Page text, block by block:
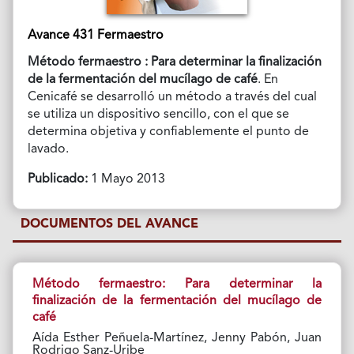
Avance 431 Fermaestro
Método fermaestro : Para determinar la finalización
de la fermentación del mucílago de café. En
Cenicafé se desarrolló un método a través del cual
se utiliza un dispositivo sencillo, con el que se
determina objetiva y confiablemente el punto de
lavado.
Publicado:1 Mayo 2013
DOCUMENTOS DEL AVANCE
Método fermaestro: Para determinar la
finalización de la fermentación del mucílago de
café
Aída Esther Peñuela-Martínez, Jenny Pabón, Juan
Rodrigo Sanz-Uribe